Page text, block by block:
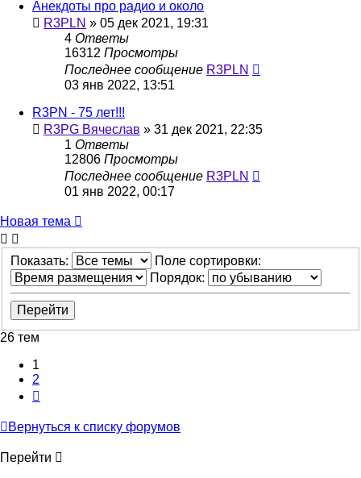
Анекдоты про радио и около
R3PLN » 05 дек 2021, 19:31
4 Ответы
16312 Просмотры
Последнее сообщение R3PLN
03 янв 2022, 13:51
R3PN - 75 лет!!!
R3PG Вячеслав » 31 дек 2021, 22:35
1 Ответы
12806 Просмотры
Последнее сообщение R3PLN
01 янв 2022, 00:17
Новая тема
Показать:
Поле сортировки:
Порядок:
26 тем
1
2
Вернуться к списку форумов
Перейти